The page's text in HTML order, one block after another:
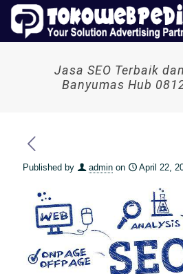
Jasa SEO Terbaik
Banyumas Hub
Published by admin on April 22,